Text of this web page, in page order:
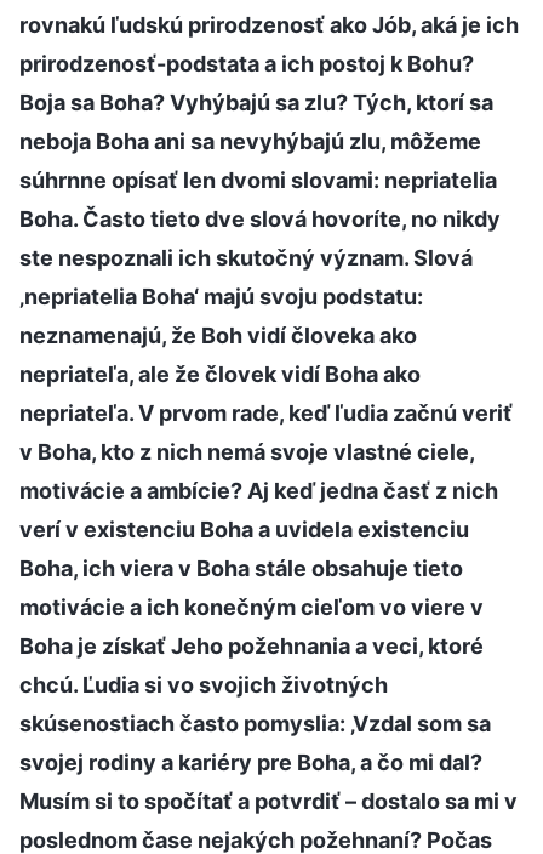
rovnakú ľudskú prirodzenosť ako Jób, aká je ich
prirodzenosť-podstata a ich postoj k Bohu?
Boja sa Boha? Vyhýbajú sa zlu? Tých, ktorí sa
neboja Boha ani sa nevyhýbajú zlu, môžeme
súhrnne opísať len dvomi slovami: nepriatelia
Boha. Často tieto dve slová hovoríte, no nikdy
ste nespoznali ich skutočný význam. Slová
‚nepriatelia Boha‘ majú svoju podstatu:
neznamenajú, že Boh vidí človeka ako
nepriateľa, ale že človek vidí Boha ako
nepriateľa. V prvom rade, keď ľudia začnú veriť
v Boha, kto z nich nemá svoje vlastné ciele,
motivácie a ambície? Aj keď jedna časť z nich
verí v existenciu Boha a uvidela existenciu
Boha, ich viera v Boha stále obsahuje tieto
motivácie a ich konečným cieľom vo viere v
Boha je získať Jeho požehnania a veci, ktoré
chcú. Ľudia si vo svojich životných
skúsenostiach často pomyslia: ‚Vzdal som sa
svojej rodiny a kariéry pre Boha, a čo mi dal?
Musím si to spočítať a potvrdiť – dostalo sa mi v
poslednom čase nejakých požehnaní? Počas